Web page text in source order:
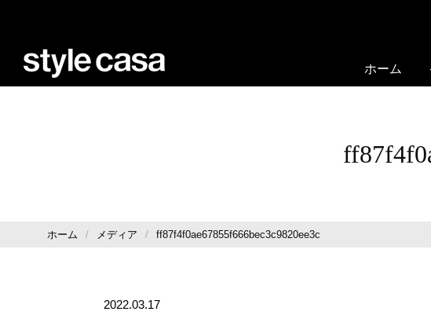
ホーム
ホーム メディア ff87f4f0ae67855f666bec3c9820ee3c
2022.03.17